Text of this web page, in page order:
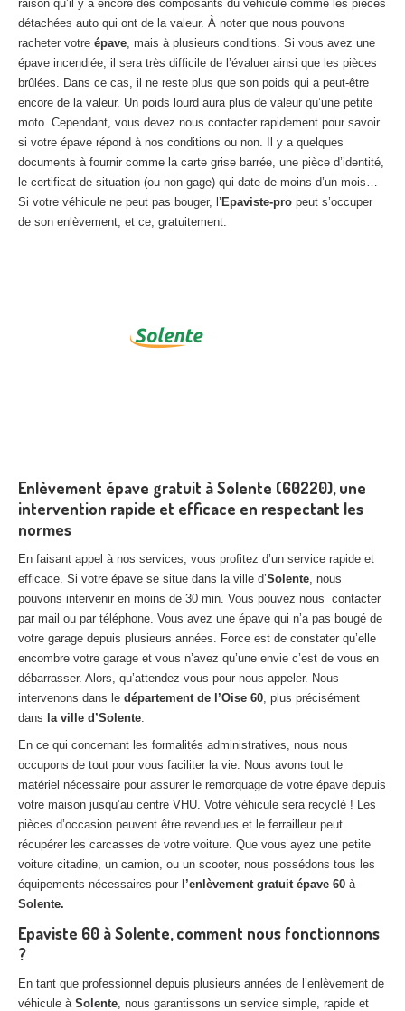
raison qu’il y a encore des composants du véhicule comme les pièces
détachées auto qui ont de la valeur. À noter que nous pouvons
racheter votre épave, mais à plusieurs conditions. Si vous avez une
épave incendiée, il sera très difficile de l’évaluer ainsi que les pièces
brûlées. Dans ce cas, il ne reste plus que son poids qui a peut-être
encore de la valeur. Un poids lourd aura plus de valeur qu’une petite
moto. Cependant, vous devez nous contacter rapidement pour savoir
si votre épave répond à nos conditions ou non. Il y a quelques
documents à fournir comme la carte grise barrée, une pièce d’identité,
le certificat de situation (ou non-gage) qui date de moins d’un mois…
Si votre véhicule ne peut pas bouger, l’ Epaviste-pro peut s’occuper
de son enlèvement, et ce, gratuitement.
Enlèvement épave gratuit à Solente (60220), une
intervention rapide et efficace en respectant les
normes
En faisant appel à nos services, vous profitez d’un service rapide et
efficace. Si votre épave se situe dans la ville d’Solente, nous
pouvons intervenir en moins de 30 min. Vous pouvez nous contacter
par mail ou par téléphone. Vous avez une épave qui n’a pas bougé de
votre garage depuis plusieurs années. Force est de constater qu’elle
encombre votre garage et vous n’avez qu’une envie c’est de vous en
débarrasser. Alors, qu’attendez-vous pour nous appeler. Nous
intervenons dans le département de l’Oise 60, plus précisément
dans la ville d’Solente.
En ce qui concernant les formalités administratives, nous nous
occupons de tout pour vous faciliter la vie. Nous avons tout le
matériel nécessaire pour assurer le remorquage de votre épave depuis
votre maison jusqu’au centre VHU. Votre véhicule sera recyclé ! Les
pièces d’occasion peuvent être revendues et le ferrailleur peut
récupérer les carcasses de votre voiture. Que vous ayez une petite
voiture citadine, un camion, ou un scooter, nous possédons tous les
équipements nécessaires pour l’enlèvement gratuit épave 60 à
Solente.
Epaviste 60 à Solente, comment nous fonctionnons
?
En tant que professionnel depuis plusieurs années de l’enlèvement de
véhicule à Solente, nous garantissons un service simple, rapide et